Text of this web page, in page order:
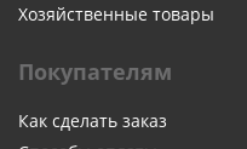
Хозяйственные товары
Покупателям
Как сделать заказ